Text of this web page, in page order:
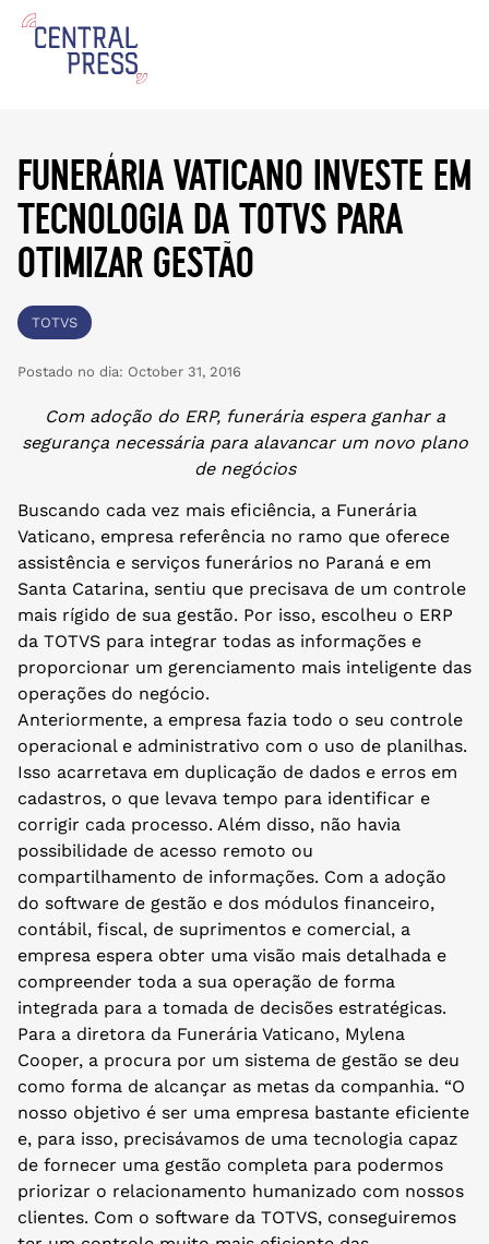
funerária vaticano investe em
tecnologia da totvs para
otimizar gestão
TOTVS
Postado no dia: October 31, 2016
Com adoção do ERP, funerária espera ganhar a
segurança necessária para alavancar um novo plano
de negócios
Buscando cada vez mais eficiência, a Funerária
Vaticano, empresa referência no ramo que oferece
assistência e serviços funerários no Paraná e em
Santa Catarina, sentiu que precisava de um controle
mais rígido de sua gestão. Por isso, escolheu o ERP
da TOTVS para integrar todas as informações e
proporcionar um gerenciamento mais inteligente das
operações do negócio.
Anteriormente, a empresa fazia todo o seu controle
operacional e administrativo com o uso de planilhas.
Isso acarretava em duplicação de dados e erros em
cadastros, o que levava tempo para identificar e
corrigir cada processo. Além disso, não havia
possibilidade de acesso remoto ou
compartilhamento de informações. Com a adoção
do software de gestão e dos módulos financeiro,
contábil, fiscal, de suprimentos e comercial, a
empresa espera obter uma visão mais detalhada e
compreender toda a sua operação de forma
integrada para a tomada de decisões estratégicas.
Para a diretora da Funerária Vaticano, Mylena
Cooper, a procura por um sistema de gestão se deu
como forma de alcançar as metas da companhia. “O
nosso objetivo é ser uma empresa bastante eficiente
e, para isso, precisávamos de uma tecnologia capaz
de fornecer uma gestão completa para podermos
priorizar o relacionamento humanizado com nossos
clientes. Com o software da TOTVS, conseguiremos